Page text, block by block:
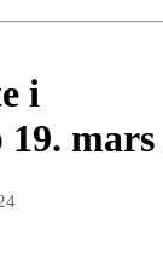
i
mars